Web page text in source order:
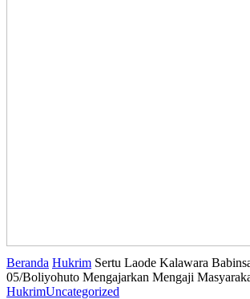
Beranda Hukrim Sertu Laode Kalawara
05/Boliyohuto Mengajarkan Mengaji
HukrimUncategorized